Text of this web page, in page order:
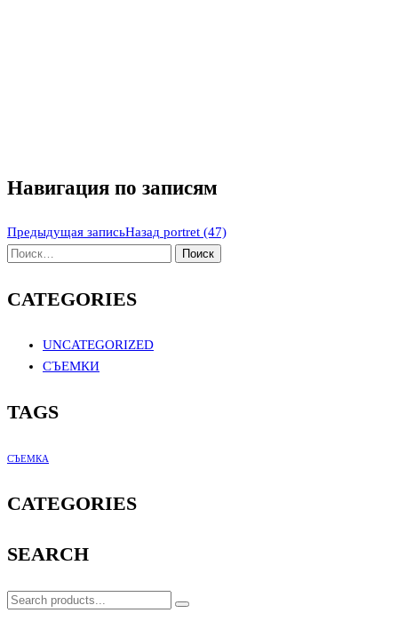
Навигация по записям
Предыдущая записьНазад portret (47)
CATEGORIES
UNCATEGORIZED
СЪЕМКИ
TAGS
СЪЕМКА
CATEGORIES
SEARCH